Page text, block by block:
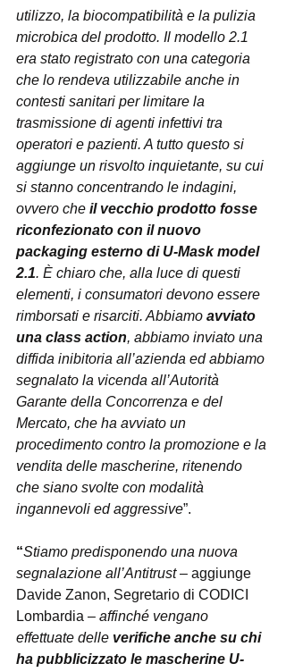
utilizzo, la biocompatibilità e la pulizia
microbica del prodotto. Il modello 2.1
era stato registrato con una categoria
che lo rendeva utilizzabile anche in
contesti sanitari per limitare la
trasmissione di agenti infettivi tra
operatori e pazienti. A tutto questo si
aggiunge un risvolto inquietante, su cui
si stanno concentrando le indagini,
ovvero che il vecchio prodotto fosse
riconfezionato con il nuovo
packaging esterno di U-Mask model
2.1. È chiaro che, alla luce di questi
elementi, i consumatori devono essere
rimborsati e risarciti. Abbiamo avviato
una class action, abbiamo inviato una
diffida inibitoria all’azienda ed abbiamo
segnalato la vicenda all’Autorità
Garante della Concorrenza e del
Mercato, che ha avviato un
procedimento contro la promozione e la
vendita delle mascherine, ritenendo
che siano svolte con modalità
ingannevoli ed aggressive”.
“Stiamo predisponendo una nuova
segnalazione all’Antitrust – aggiunge
Davide Zanon, Segretario di CODICI
Lombardia – affinché vengano
effettuate delle verifiche anche su chi
ha pubblicizzato le mascherine U-